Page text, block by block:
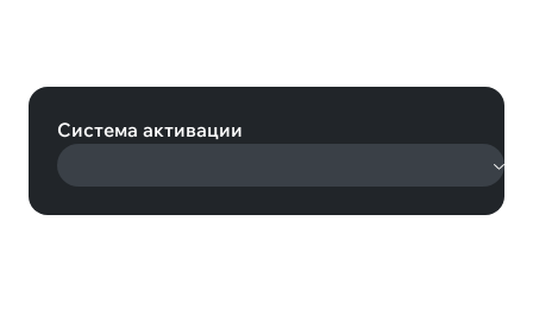
Система активации